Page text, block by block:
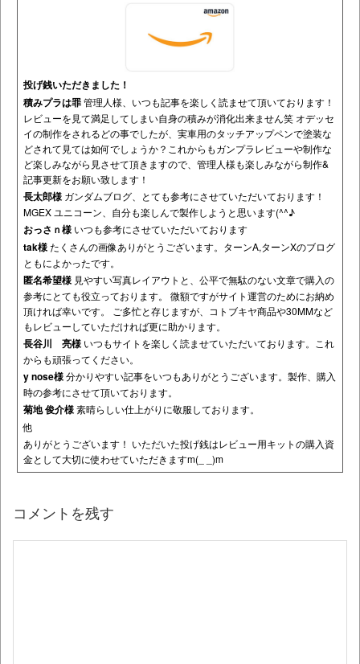
投げ銭いただきました！
積みプラは罪管理人様、いつも記事を楽しく読ませて頂いております！
レビューを見て満足してしまい自身の積みが消化出来ません笑 オデッセ
イの制作をされるどの事でしたが、実車用のタッチアップペンで塗装な
どされて見ては如何でしょうか？これからもガンプラレビューや制作な
ど楽しみながら見させて頂きますので、管理人様も楽しみながら制作&
記事更新をお願い致します！
長太郎様 ガンダムブログ、とても参考にさせていただいております！
MGEX ユニコーン、自分も楽しんで製作しようと思います(^^♪
おっさｎ様 いつも参考にさせていただいております
tak様たくさんの画像ありがとうございます。ターンA,ターンXのブログ
ともによかったです。
匿名希望様 見やすい写真レイアウトと、公平で無駄のない文章で購入の
参考にとても役立っております。 微額ですがサイト運営のためにお納め
頂ければ幸いです。 ご多忙と存じますが、コトブキヤ商品や30MMなど
もレビューしていただければ更に助かります。
長谷川 亮様 いつもサイトを楽しく読ませていただいております。これ
からも頑張ってください。
y nose様分かりやすい記事をいつもありがとうございます。製作、購入
時の参考にさせて頂いております。
菊地 俊介様素晴らしい仕上がりに敬服しております。
他
ありがとうございます！ いただいた投げ銭はレビュー用キットの購入資
金として大切に使わせていただきますm(_ _)m
コメントを残す